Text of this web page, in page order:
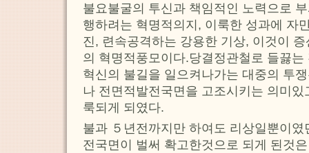
불요불굴의 투신과 책임적인 노력으로
행하려는 혁명적의지, 이룩한 성과에 자
진, 련속공격하는 강용한 기상, 이것이
의 혁명적풍모이다.당결정관철로 들끓
혁신의 불길을 일으켜나가는 대중의 투
나 전면적발전국면을 고조시키는 의미
룩되게 되였다.
불과 ５년전까지만 하여도 리상일뿐이
전국면이 벌써 확고한것으로 되게 된것